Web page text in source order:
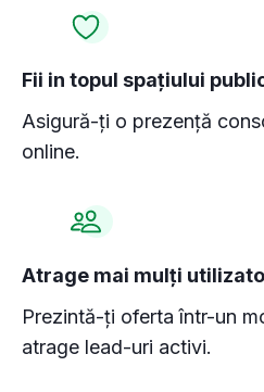
Fii in topul spațiului
Asigură-ți o prezență
online.
Atrage mai mulţi
Prezintă-ţi oferta într-un
atrage lead-uri activi.